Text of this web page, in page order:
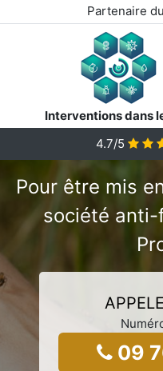
Partenaire
Interventions dans
4.7/5
Pour être mis
société
09